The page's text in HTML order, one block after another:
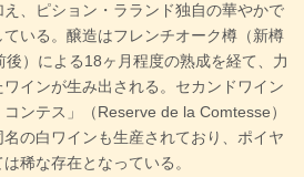
、ピション・ラランド独自の華やかで
いる。醸造はフレンチオーク樽（新樽
）による18ヶ月程度の熟成を経て、力
インが生み出される。セカンドワイン
ンテス」（Reserve de la Comtesse）
の白ワインも生産されており、ポイヤ
稀な存在となっている。